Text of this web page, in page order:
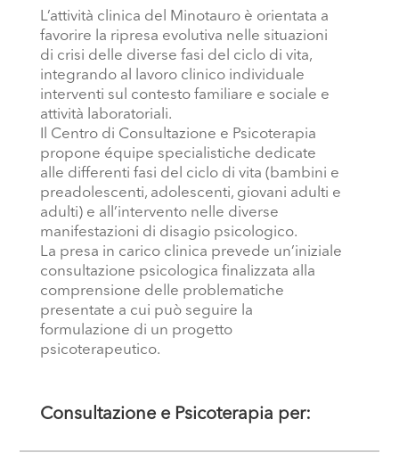
L’attività clinica del Minotauro è orientata a
favorire la ripresa evolutiva nelle situazioni
di crisi delle diverse fasi del ciclo di vita,
integrando al lavoro clinico individuale
interventi sul contesto familiare e sociale e
attività laboratoriali.
Il Centro di Consultazione e Psicoterapia
propone équipe specialistiche dedicate
alle differenti fasi del ciclo di vita (bambini e
preadolescenti, adolescenti, giovani adulti e
adulti) e all’intervento nelle diverse
manifestazioni di disagio psicologico.
La presa in carico clinica prevede un’iniziale
consultazione psicologica finalizzata alla
comprensione delle problematiche
presentate a cui può seguire la
formulazione di un progetto
psicoterapeutico.
Consultazione e Psicoterapia per: